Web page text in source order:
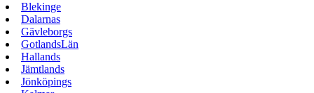
Blekinge
Dalarnas
Gävleborgs
GotlandsLän
Hallands
Jämtlands
Jönköpings